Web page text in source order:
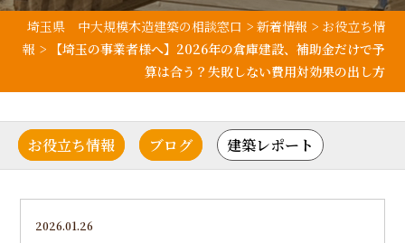
埼玉県 中大規模木造建築の相談窓口 > 新着情報 > お役立ち情
報 > 【埼玉の事業者様へ】2026年の倉庫建設、補助金だけで予
算は合う？失敗しない費用対効果の出し方
お役立ち情報 ブログ 建築レポート
2026.01.26